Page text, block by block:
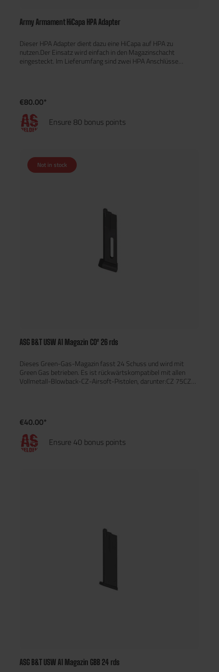
Army Armament HiCapa HPA Adapter
Dieser HPA Adapter dient dazu eine HiCapa auf HPA zu
nutzen.Der Einsatz wird einfach in den Magazinschacht
eingesteckt. Im Lieferumfang sind zwei HPA Anschlüsse
€80.00*
Ensure 80 bonus points
Not in stock
ASG B&T USW A1 Magazin CO² 26 rds
Dieses Green-Gas-Magazin fasst 24 Schuss und wird mit
Green Gas betrieben. Es ist rückwärtskompatibel mit allen
Vollmetall-Blowback-CZ-Airsoft-Pistolen, darunter:CZ 75CZ
€40.00*
Ensure 40 bonus points
ASG B&T USW A1 Magazin GBB 24 rds